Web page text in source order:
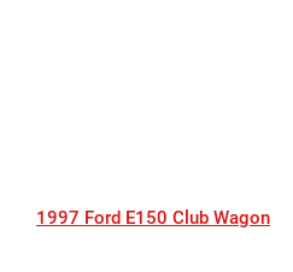
1997 Ford E150 Club Wagon